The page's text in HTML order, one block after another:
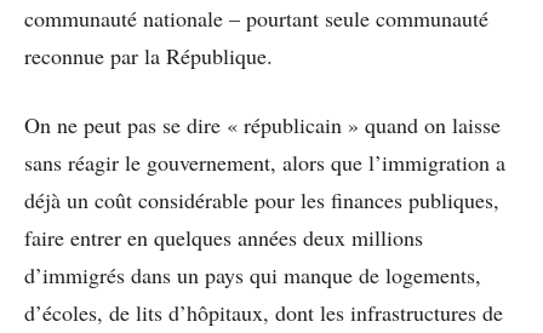
communauté nationale – pourtant seule communauté
reconnue par la République.
On ne peut pas se dire « républicain » quand on laisse
sans réagir le gouvernement, alors que l’immigration a
déjà un coût considérable pour les finances publiques,
faire entrer en quelques années deux millions
d’immigrés dans un pays qui manque de logements,
d’écoles, de lits d’hôpitaux, dont les infrastructures de